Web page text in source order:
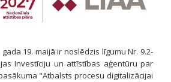
gada 19. maijā ir noslēdzis līgumu Nr. 9.2-
Investīciju un attīstības aģentūru par
"Atbalsts procesu digitalizācijai